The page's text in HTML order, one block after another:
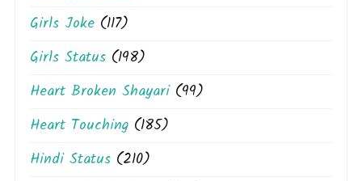
Girls Joke (117)
Girls Status (198)
Heart Broken Shayari(99)
Heart Touching (185)
Hindi Status (210)